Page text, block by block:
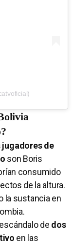
jugadores de
son Boris
consumido
de la altura.
la sustancia en
de dos
en las